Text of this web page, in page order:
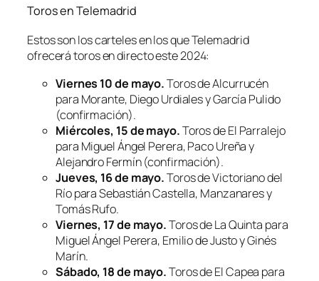
Toros en Telemadrid
Estos son los carteles en los que Telemadrid
ofrecerá toros en directo este 2024:
Viernes 10 de mayo.Toros de Alcurrucén
para Morante, Diego Urdiales y García Pulido
(confirmación).
Miércoles, 15 de mayo.Toros de El Parralejo
para Miguel Ángel Perera, Paco Ureña y
Alejandro Fermín (confirmación).
Jueves, 16 de mayo.Toros de Victoriano del
Río para Sebastián Castella, Manzanares y
Tomás Rufo.
Viernes, 17 de mayo.Toros de La Quinta para
Miguel Ángel Perera, Emilio de Justo y Ginés
Marín.
Sábado, 18 de mayo.Toros de El Capea para